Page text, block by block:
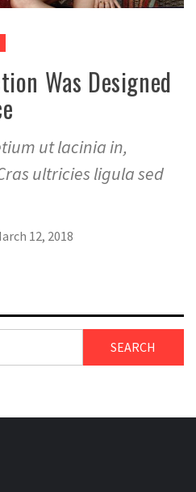
Was Designed
ut lacinia in,
ultricies ligula sed
12, 2018
SEARCH